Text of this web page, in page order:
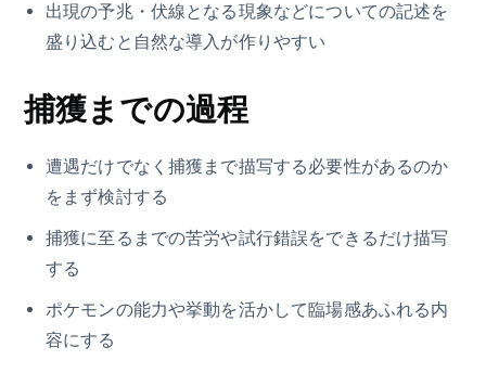
出現の予兆・伏線となる現象などについての記述を
盛り込むと自然な導入が作りやすい
捕獲までの過程
遭遇だけでなく捕獲まで描写する必要性があるのか
をまず検討する
捕獲に至るまでの苦労や試行錯誤をできるだけ描写
する
ポケモンの能力や挙動を活かして臨場感あふれる内
容にする